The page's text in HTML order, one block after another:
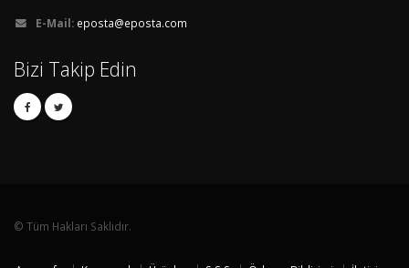
E-Mail: eposta@eposta.com
Bizi Takip Edin
© Tüm Hakları Saklıdır.